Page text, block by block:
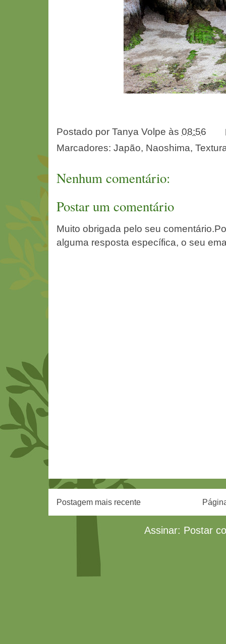
Postado por Tanya Volpe às 08:56
Marcadores: Japão, Naoshima,
Nenhum comentário:
Postar um comentário
Muito obrigada pelo seu
alguma resposta específica, o seu
Postagem mais recente
Assinar: Postar